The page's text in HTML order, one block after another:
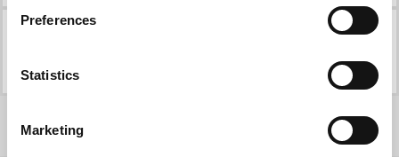
Preferences
Statistics
Marketing
KR 12200-1
Mer Motorverktyg